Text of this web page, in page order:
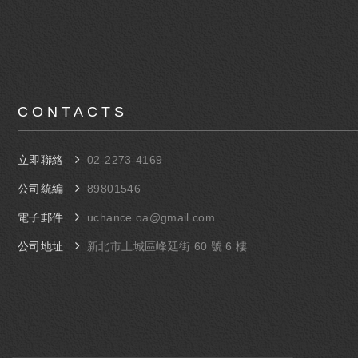
CONTACTS
立即聯絡 ​02-​2273-4169
公司統編 89801546
電子郵件 uchance.oa@gmail.com
公司地址 ​新北市土城區峰廷街 60 號 6 樓